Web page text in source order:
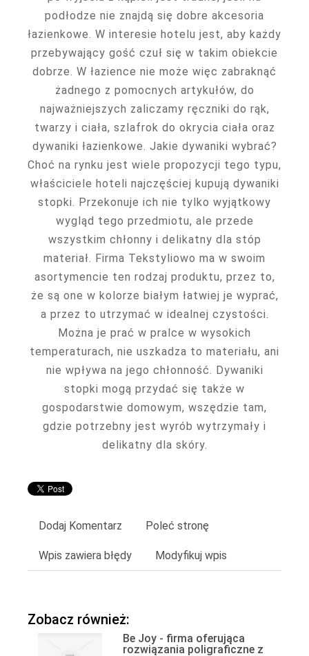
podłodze nie znajdą się dobre akcesoria
łazienkowe. W interesie hotelu jest, aby każdy
przebywający gość czuł się w takim obiekcie
dobrze. W łazience nie może więc zabraknąć
żadnego z pomocnych artykułów, do
najważniejszych zaliczamy ręczniki do rąk,
twarzy i ciała, szlafrok do okrycia ciała oraz
dywaniki łazienkowe. Jakie dywaniki wybrać?
Choć na rynku jest wiele propozycji tego typu,
właściciele hoteli najczęściej kupują dywaniki
stopki. Przekonuje ich nie tylko wyjątkowy
wygląd tego przedmiotu, ale przede
wszystkim chłonny i delikatny dla stóp
materiał. Firma Tekstyliowo ma w swoim
asortymencie ten rodzaj produktu, przez to,
że są one w kolorze białym łatwiej je wyprać,
a przez to utrzymać w idealnej czystości.
Można je prać w pralce w wysokich
temperaturach, nie uszkadza to materiału, ani
nie wpływa na jego chłonność. Dywaniki
stopki mogą przydać się także w
gospodarstwie domowym, wszędzie tam,
gdzie potrzebny jest wyrób wytrzymały i
delikatny dla skóry.
Dodaj Komentarz Poleć stronę
Wpis zawiera błędy Modyfikuj wpis
Zobacz również:
Be Joy - firma oferująca
rozwiązania poligraficzne z